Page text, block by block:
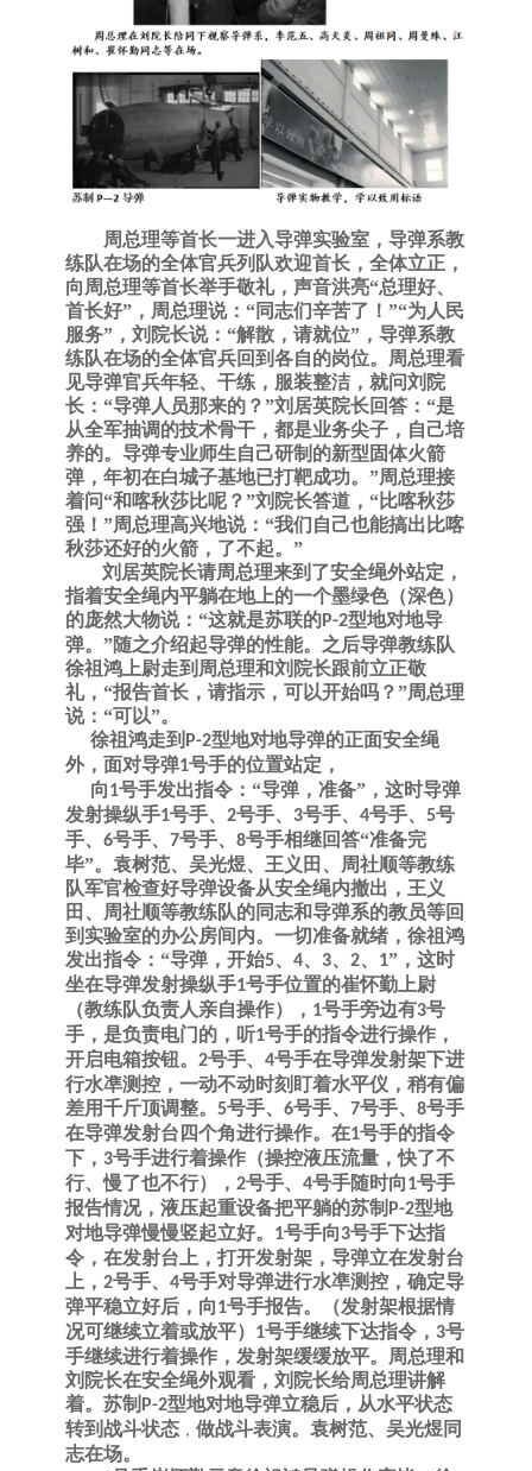
周总理等首长一进入导弹实验室，导弹系教
练队在场的全体官兵列队欢迎首长，全体立正，
向周总理等首长举手敬礼，声音洪亮“总理好、
首长好”， 周总理说： “同志们辛苦了！ ”“为人民
服务”，刘院长说：“解散，请就位”， 导弹系教
练队在场的全体官兵回到各自的岗位。周总理看
见导弹官兵年轻、干练， 服装整洁，就问刘院
长： “导弹人员那来的？”刘居英院长回答：“是
从全军抽调的技术骨干，都是业务尖子，自己培
养的。导弹专业师生自己研制的新型固体火箭
弹，年初在白城子基地已打靶成功。”周总理接
着问“和喀秋莎比呢？”刘院长答道，“比喀秋莎
强！”周总理高兴地说：“我们自己也能搞出比喀
秋莎还好的火箭，了不起。”
刘居英院长请周总理来到了安全绳外站定，
指着安全绳内平躺在地上的一个墨绿色（深色）
的庞然大物说： “这就是苏联的 P-2型地对地导
弹。”随之介绍起导弹的性能。之后导弹教练队
徐祖鸿上尉走到周总理和刘院长跟前立正敬
礼， “报告首长，请指示，可以开始吗？”周总理
说：“可以”。
徐祖鸿走到 P-2型地对地导弹的正面安全绳
外，面对导弹1号手的位置站定，
向1号手发出指令：“导弹，准备”，这时导弹
发射操纵手1号手、 2号手、 3号手、 4号手、 5号
手、 6号手、 7号手、 8号手相继回答“准备完
毕”。袁树范、吴光煜、王义田、周社顺等教练
队军官检查好导弹设备从安全绳内撤出，王义
田、周社顺等教练队的同志和导弹系的教员等回
到实验室的办公房间内。一切准备就绪，徐祖鸿
发出指令：“导弹，开始5、 4、 3、 2、 1”，这时
坐在导弹发射操纵手1号手位置的崔怀勤上尉
（教练队负责人亲自操作）， 1号手旁边有3号
手，是负责电门的，听1号手的指令进行操作，
开启电箱按钮。 2号手、 4号手在导弹发射架下进
行水凖测控，一动不动时刻盯着水平仪，稍有偏
差用千斤顶调整。 5号手、 6号手、 7号手、 8号手
在导弹发射台四个角进行操作。在1号手的指令
下， 3号手进行着操作（操控液压流量，快了不
行、慢了也不行）， 2号手、 4号手随时向1号手
报告情况，液压起重设备把平躺的苏制 P-2型地
对地导弹慢慢竖起立好。
1号手向3号手下达指
令，在发射台上，打开发射架，导弹立在发射台
上， 2号手、 4号手对导弹进行水凖测控，确定导
弹平稳立好后，向1号手报告。（发射架根据情
况可继续立着或放平）
1号手继续下达指令， 3号
手继续进行着操作，发射架缓缓放平。周总理和
刘院长在安全绳外观看，刘院长给周总理讲解
着。苏制 P-2型地对地导弹立稳后，从水平状态
转到战斗状态， 做战斗表演。袁树范、吴光煜同
志在场。